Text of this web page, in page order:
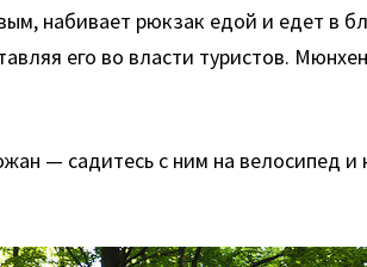
набивает рюкзак едой и едет в
его во власти туристов.
— садитесь с ним на велосипед